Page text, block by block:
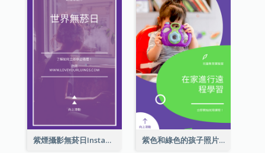
紫煙攝影無菸日Instagram限時動態 紫色和綠色的孩子照片遠程學習Instagram限時動態